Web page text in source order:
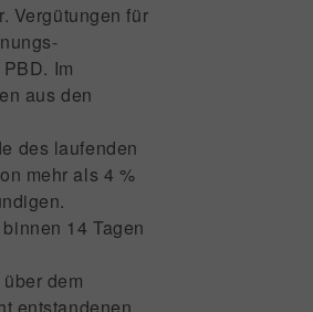
Vergütungen für
Im
aus den
des laufenden
mehr als 4 %
14 Tagen
dem
entstandenen